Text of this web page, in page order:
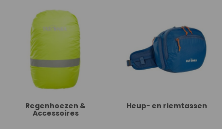
Regenhoezen &
Accessoires
Heup- en riemtassen